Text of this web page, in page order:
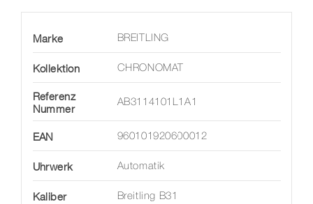
Marke BREITLING
Kollektion CHRONOMAT
Referenz
Nummer
AB3114101L1A1
EAN 960101920600012
Uhrwerk Automatik
Kaliber Breitling B31